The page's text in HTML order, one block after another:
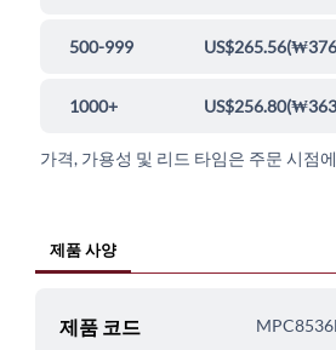
500-999 US$265.56(
1000+ US$256.80(
가격, 가용성 및 리드 타임은 주문 시점
제품 사양
제품 코드